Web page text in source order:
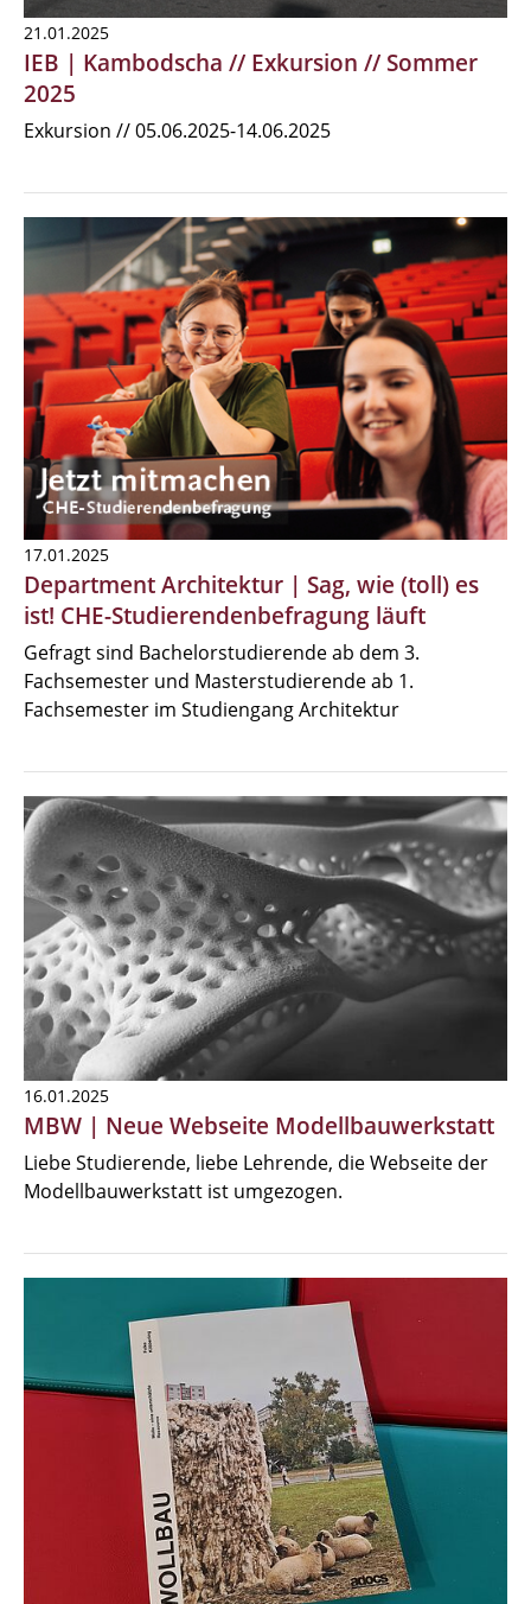
21.01.2025
IEB | Kambodscha // Exkursion // Sommer
2025
Exkursion // 05.06.2025-14.06.2025
17.01.2025
Department Architektur | Sag, wie (toll) es
ist! CHE-Studierendenbefragung läuft
Gefragt sind Bachelorstudierende ab dem 3.
Fachsemester und Masterstudierende ab 1.
Fachsemester im Studiengang Architektur
16.01.2025
MBW | Neue Webseite Modellbauwerkstatt
Liebe Studierende, liebe Lehrende, die Webseite der
Modellbauwerkstatt ist umgezogen.